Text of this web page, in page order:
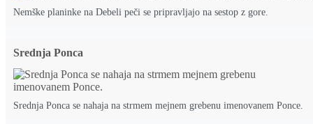
Nemške planinke na Debeli peči se pripravljajo na sestop z gore.
Srednja Ponca
Srednja Ponca se nahaja na strmem mejnem grebenu imenovanem Ponce.